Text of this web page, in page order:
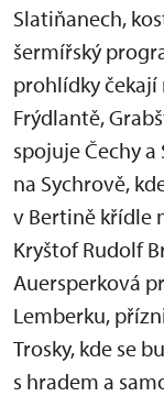
Slatiňanech,
šermířský
prohlídky čekají
Frýdlantě,
spojuje Čechy
na Sychrově,
v Bertině křídle
Kryštof Rudolf
Auersperková
Lemberku,
Trosky, kde se
s hradem a